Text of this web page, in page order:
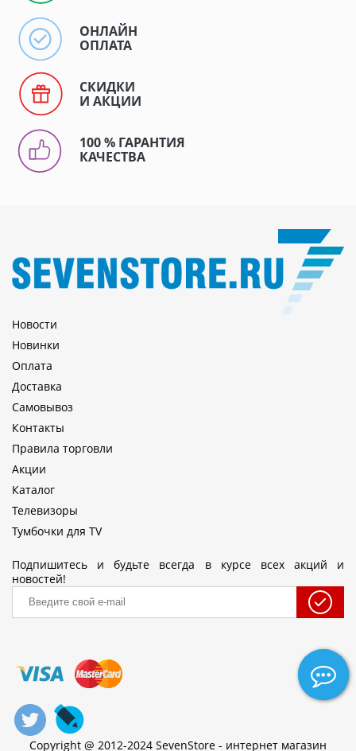
ОНЛАЙН
ОПЛАТА
СКИДКИ
И АКЦИИ
100 % ГАРАНТИЯ
КАЧЕСТВА
Новости
Новинки
Оплата
Доставка
Самовывоз
Контакты
Правила торговли
Акции
Каталог
Телевизоры
Тумбочки для TV
Подпишитесь и будьте всегда в курсе всех акций и
новостей!
Copyright @ 2012-2024 SevenStore - интернет магазин